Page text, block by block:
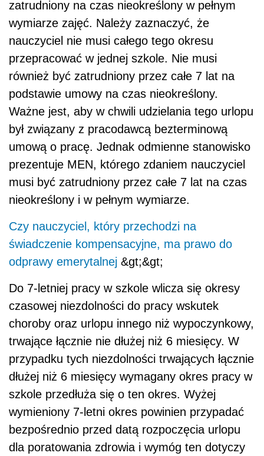
zatrudniony na czas nieokreślony w pełnym
wymiarze zajęć. Należy zaznaczyć, że
nauczyciel nie musi całego tego okresu
przepracować w jednej szkole. Nie musi
również być zatrudniony przez całe 7 lat na
podstawie umowy na czas nieokreślony.
Ważne jest, aby w chwili udzielania tego urlopu
był związany z pracodawcą bezterminową
umową o pracę. Jednak odmienne stanowisko
prezentuje MEN, którego zdaniem nauczyciel
musi być zatrudniony przez całe 7 lat na czas
nieokreślony i w pełnym wymiarze.
Czy nauczyciel, który przechodzi na
świadczenie kompensacyjne, ma prawo do
odprawy emerytalnej &gt;&gt;
Do 7-letniej pracy w szkole wlicza się okresy
czasowej niezdolności do pracy wskutek
choroby oraz urlopu innego niż wypoczynkowy,
trwające łącznie nie dłużej niż 6 miesięcy. W
przypadku tych niezdolności trwających łącznie
dłużej niż 6 miesięcy wymagany okres pracy w
szkole przedłuża się o ten okres. Wyżej
wymieniony 7-letni okres powinien przypadać
bezpośrednio przed datą rozpoczęcia urlopu
dla poratowania zdrowia i wymóg ten dotyczy